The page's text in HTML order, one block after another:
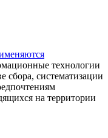
технологии
сбора, систематизации
на территории